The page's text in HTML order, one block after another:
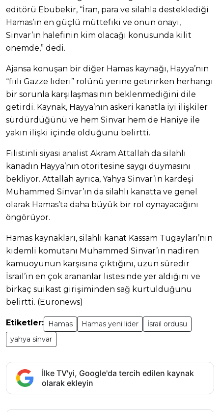
editörü Ebubekir, “İran, para ve silahla desteklediği
Hamas’ın en güçlü müttefiki ve onun onayı,
Sinvar’ın halefinin kim olacağı konusunda kilit
önemde,” dedi.
Ajansa konuşan bir diğer Hamas kaynağı, Hayya’nın
“fiili Gazze lideri” rolünü yerine getirirken herhangi
bir sorunla karşılaşmasının beklenmediğini dile
getirdi. Kaynak, Hayya’nın askeri kanatla iyi ilişkiler
sürdürdüğünü ve hem Sinvar hem de Haniye ile
yakın ilişki içinde olduğunu belirtti.
Filistinli siyasi analist Akram Attallah da silahlı
kanadın Hayya’nın otoritesine saygı duymasını
bekliyor. Attallah ayrıca, Yahya Sinvar’ın kardeşi
Muhammed Sinvar’ın da silahlı kanatta ve genel
olarak Hamas’ta daha büyük bir rol oynayacağını
öngörüyor.
Hamas kaynakları, silahlı kanat Kassam Tugayları’nın
kıdemli komutanı Muhammed Sinvar’ın nadiren
kamuoyunun karşısına çıktığını, uzun süredir
İsrail’in en çok arananlar listesinde yer aldığını ve
birkaç suikast girişiminden sağ kurtulduğunu
belirtti. (Euronews)
Etiketler: Hamas Hamas yeni lider
İsrail ordusu
yahya sinvar
İlke TV'yi, Google'da tercih edilen kaynak
olarak ekleyin